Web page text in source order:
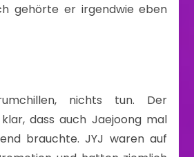
gehörte er irgendwie eben
nichts tun. Der
dass auch Jaejoong mal
brauchte. JYJ waren auf